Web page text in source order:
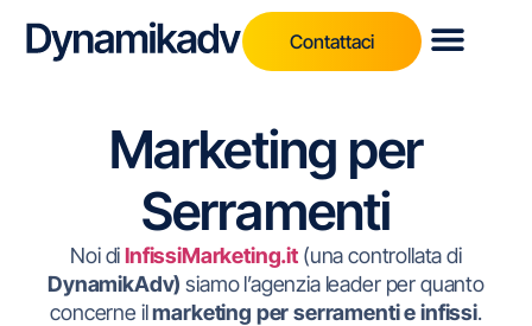
Contattaci
Marketing per
Serramenti
Noi diInfissiMarketing.it (una controllata di
DynamikAdv) siamo l’agenzia leader per quanto
concerne ilmarketing per serramenti e infissi.